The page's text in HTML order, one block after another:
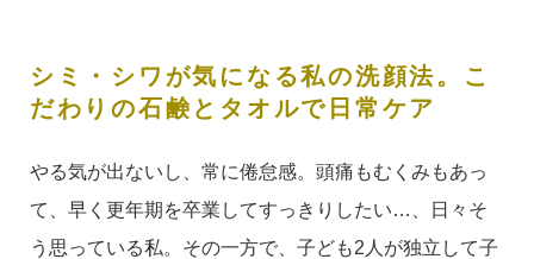
シミ・シワが気になる私の洗顔法。こ
だわりの石鹸とタオルで日常ケア
やる気が出ないし、常に倦怠感。頭痛もむくみもあっ
て、早く更年期を卒業してすっきりしたい…、日々そ
う思っている私。その一方で、子ども2人が独立して子